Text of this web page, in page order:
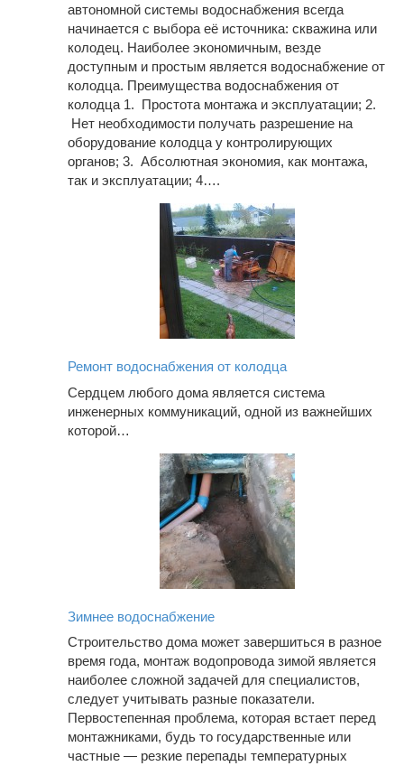
автономной системы водоснабжения всегда
начинается с выбора её источника: скважина или
колодец. Наиболее экономичным, везде
доступным и простым является водоснабжение от
колодца. Преимущества водоснабжения от
колодца 1. Простота монтажа и эксплуатации; 2.
Нет необходимости получать разрешение на
оборудование колодца у контролирующих
органов; 3. Абсолютная экономия, как монтажа,
так и эксплуатации; 4….
Ремонт водоснабжения от колодца
Сердцем любого дома является система
инженерных коммуникаций, одной из важнейших
которой…
Зимнее водоснабжение
Строительство дома может завершиться в разное
время года, монтаж водопровода зимой является
наиболее сложной задачей для специалистов,
следует учитывать разные показатели.
Первостепенная проблема, которая встает перед
монтажниками, будь то государственные или
частные — резкие перепады температурных